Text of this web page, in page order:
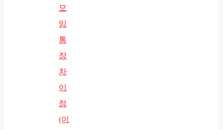
모
임
통
장
차
이
점
(이